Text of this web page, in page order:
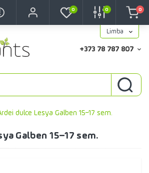
Limba
0 0 0
+373 78 787 807
dulce Lesya Galben 15–17 sem.
Galben 15–17 sem.